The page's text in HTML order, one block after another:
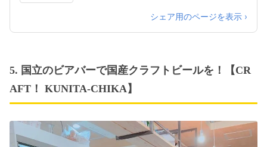
シェア用のページを表示 ›
5. 国立のビアバーで国産クラフトビールを！【CR
AFT！ KUNITA-CHIKA】